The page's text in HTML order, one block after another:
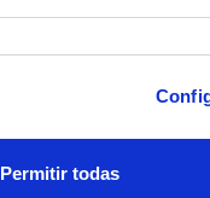
Permitir todas